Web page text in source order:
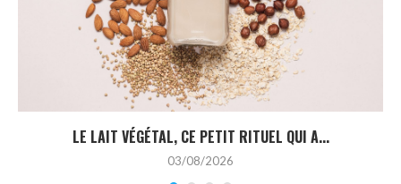
LE LAIT VÉGÉTAL, CE PETIT RITUEL QUI A...
03/08/2026